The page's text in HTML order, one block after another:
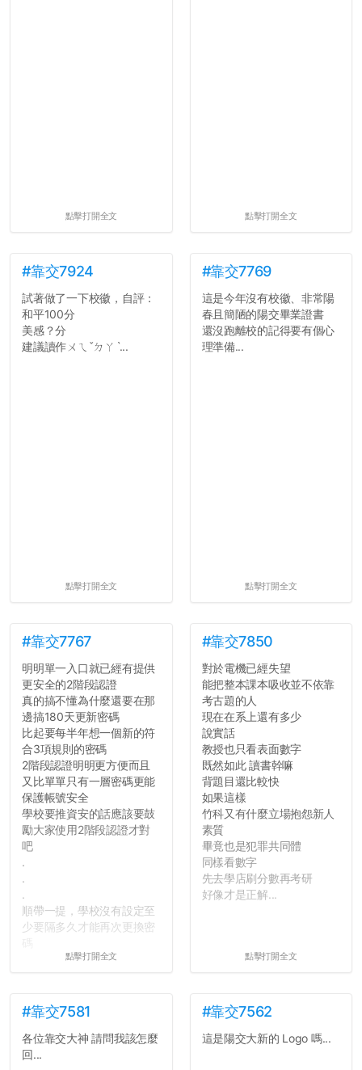
點擊打開全文 點擊打開全文
#靠交7924
試著做了一下校徽，自評：
和平100分
美感？分
建議讀作ㄨㄟˇㄉㄚˋ...
點擊打開全文
#靠交7769
這是今年沒有校徽、非常陽
春且簡陋的陽交畢業證書
還沒跑離校的記得要有個心
理準備...
點擊打開全文
#靠交7767
明明單一入口就已經有提供
更安全的2階段認證
真的搞不懂為什麼還要在那
邊搞180天更新密碼
比起要每半年想一個新的符
合3項規則的密碼
2階段認證明明更方便而且
又比單單只有一層密碼更能
保護帳號安全
學校要推資安的話應該要鼓
勵大家使用2階段認證才對
吧
.
.
.
順帶一提，學校沒有設定至
少要隔多久才能再次更換密
所以只要重新設定4次密碼
真是安全呢...
點擊打開全文
#靠交7850
對於電機已經失望
能把整本課本吸收並不依靠
考古題的人
現在在系上還有多少
說實話
教授也只看表面數字
既然如此 讀書幹嘛
背題目還比較快
如果這樣
竹科又有什麼立場抱怨新人
素質
畢竟也是犯罪共同體
同樣看數字
先去學店刷分數再考研
好像才是正解...
點擊打開全文
#靠交7581
各位靠交大神 請問我該怎麼
回...
#靠交7562
這是陽交大新的 Logo 嗎...